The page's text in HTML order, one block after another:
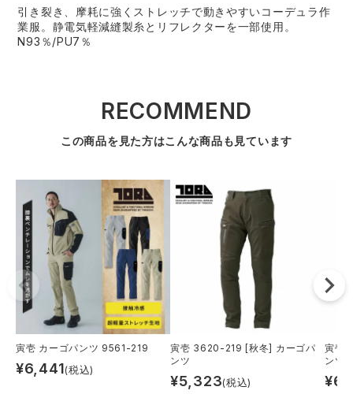
引き裂き、摩耗に強くストレッチで動きやすいコーデュラ作
業服。静電気軽減縫製糸とリフレクターを一部使用。
N93％/PU7％
RECOMMEND
この商品を見た方はこんな商品も見ています
寅壱 カーゴパンツ 9561-219
¥6,441(税込)
寅壱 3620-219 [秋冬] カーゴパ
ンツ
¥5,323(税込)
寅壱
ンツ
¥